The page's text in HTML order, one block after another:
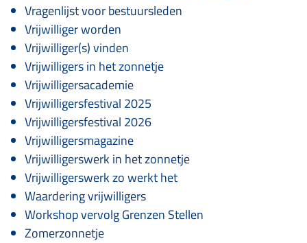
Vragenlijst voor bestuursleden
Vrijwilliger worden
Vrijwilliger(s) vinden
Vrijwilligers in het zonnetje
Vrijwilligersacademie
Vrijwilligersfestival 2025
Vrijwilligersfestival 2026
Vrijwilligersmagazine
Vrijwilligerswerk in het zonnetje
Vrijwilligerswerk zo werkt het
Waardering vrijwilligers
Workshop vervolg Grenzen Stellen
Zomerzonnetje